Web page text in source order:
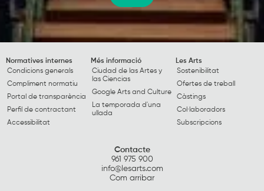
Normatives internes
Condicions generals
Compliment normatiu
Portal de transparència
Perfil de contractant
Accessibilitat
Més informació
Ciudad de las Artes y
las Ciencias
Google Arts and Culture
La temporada d'una
ullada
Les Arts
Sostenibilitat
Ofertes de treball
Càstings
Col·laboradors
Subscripcions
Contacte
961 975 900
info@lesarts.com
Com arribar